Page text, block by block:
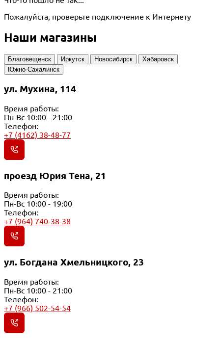
Пожалуйста, проверьте подключение к Интернету
Наши магазины
Благовещенск Иркутск Новосибирск
Хабаровск
Южно-Сахалинск
ул. Мухина, 114
Время работы:
Пн-Вс 10:00 - 21:00
Телефон:
+7 (4162) 38-48-77
проезд Юрия Тена, 21
Время работы:
Пн-Вс 10:00 - 19:00
Телефон:
+7 (964) 740-38-38
ул. Богдана Хмельницкого, 23
Время работы:
Пн-Вс 10:00 - 21:00
Телефон:
+7 (966) 502-54-54